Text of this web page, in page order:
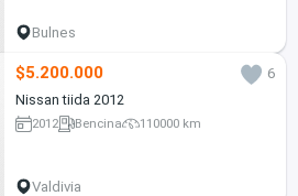
Bulnes
$5.200.000
6
Nissan tiida 2012
2012 Bencina 110000 km
Valdivia